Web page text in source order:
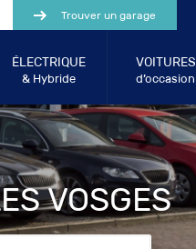
Trouver un garage
ÉLECTRIQUE
& Hybride
VOITURES
d’occasion
VOSGES